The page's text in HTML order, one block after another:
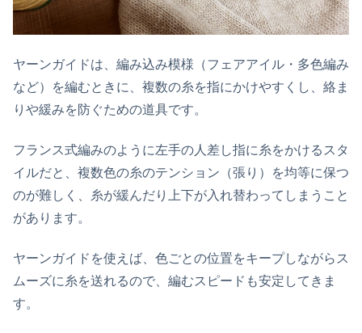
ヤーンガイドは、編み込み模様（フェアアイル・多色編み
など）を編むときに、複数の糸を指にかけやすくし、絡ま
りや緩みを防ぐための道具です。
フランス式編みのように左手の人差し指に糸をかけるスタ
イルだと、複数色の糸のテンション（張り）を均等に保つ
のが難しく、糸が緩んだり上下が入れ替わってしまうこと
があります。
ヤーンガイドを使えば、色ごとの位置をキープしながらス
ムーズに糸を送れるので、編むスピードも安定してきま
す。